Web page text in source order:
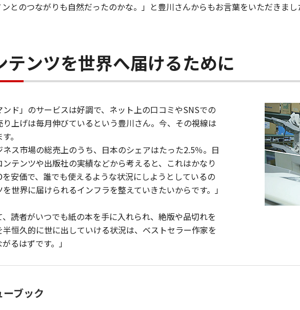
とのつながりも自然だったのかな。」と豊川さんからもお言葉をいただきまし
テンツを世界へ届けるために
ンド」のサービスは好調で、ネット上の口コミやSNSでの
上げは毎月伸びているという豊川さん。今、その視線は
。
ス市場の総売上のうち、日本のシェアはたった2.5％。日
テンツや出版社の実績などから考えると、これはかなり
安価で、誰でも使えるような状況にしようとしているの
世界に届けられるインフラを整えていきたいからです。」
、読者がいつでも紙の本を手に入れられ、絶版や品切れを
恒久的に世に出していける状況は、ベストセラー作家を
るはずです。」
ブック